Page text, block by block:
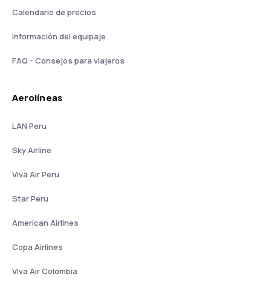
Calendario de precios
Información del equipaje
FAQ - Consejos para viajeros
Aerolíneas
LAN Peru
Sky Airline
Viva Air Peru
Star Peru
American Airlines
Copa Airlines
Viva Air Colombia